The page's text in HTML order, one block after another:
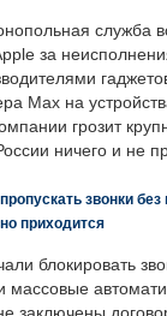
служба
за
Max на
грозит
ничего и не
звонки без
приходится
блокировать
массовые